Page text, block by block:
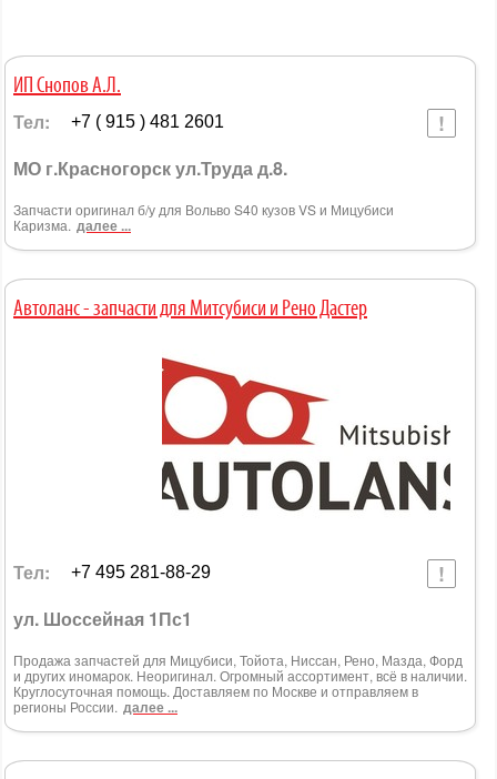
ИП Снопов А.Л.
Тел: +7 ( 915 ) 481 2601
МО г.Красногорск ул.Труда д.8.
Запчасти оригинал б/у для Вольво S40 кузов VS и Мицубиси
Каризма. далее ...
Автоланс - запчасти для Митсубиси и Рено Дастер
Тел: +7 495 281-88-29
ул. Шоссейная 1Пс1
Продажа запчастей для Мицубиси, Тойота, Ниссан, Рено, Мазда, Форд
и других иномарок. Неоригинал. Огромный ассортимент, всё в наличии.
Круглосуточная помощь. Доставляем по Москве и отправляем в
регионы России. далее ...